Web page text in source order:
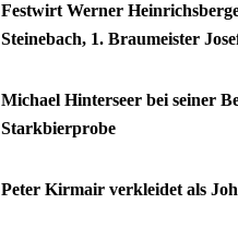
Festwirt Werner
Steinebach, 1. Braumeister
Michael Hinterseer bei seiner
Starkbierprobe
Peter Kirmair verkleidet als